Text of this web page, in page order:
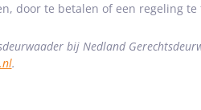
door te betalen of een regeling te
bij Nedland
.